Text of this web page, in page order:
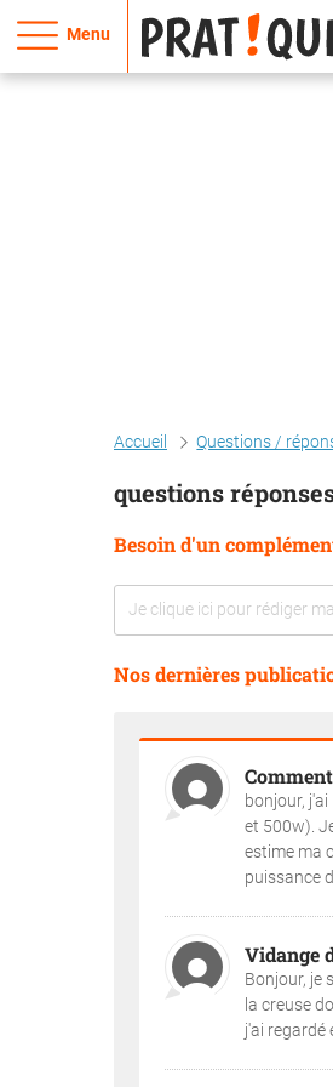
Menu
Accueil Questions /
questions
Besoin d'un
Nos dernières
bonjour,
et 500w).
estime ma
puissance
Vidange
Bonjour, je
la creuse
j'ai regardé